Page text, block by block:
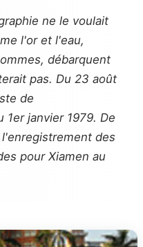
ne le voulait
l'or et l'eau,
débarquent
pas. Du 23 août
de
janvier 1979. De
des
pour Xiamen au